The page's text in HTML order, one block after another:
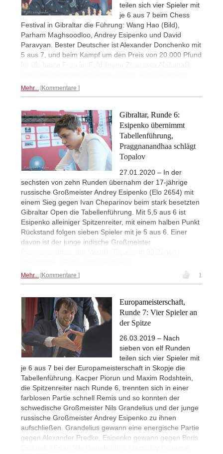
teilen sich vier Spieler mit
je 6 aus 7 beim Chess
Festival in Gibraltar die Führung: Wang Hao (Bild),
Parham Maghsoodloo, Andrey Esipenko und David
Paravyan. Bester Deutscher ist Alexander Donchenko mit
5 aus 7, und beim Kampf um den Preis von 20.000 Pfund
für die beste Frau im Feld liegen Zhansaya Abdumalik
Mehr... Kommentare
Gibraltar, Runde 6:
Esipenko übernimmt
Tabellenführung,
Praggnanandhaa schlägt
Topalov
27.01.2020 – In der
sechsten von zehn Runden übernahm der 17-jährige
russische Großmeister Andrey Esipenko (Elo 2654) mit
einem Sieg gegen Ivan Cheparinov beim stark besetzten
Gibraltar Open die Tabellenführung. Mit 5,5 aus 6 ist
Esipenko alleiniger Spitzenreiter, mit einem halben Punkt
Rückstand folgen sieben Spieler mit je 5 aus 6. Einer
davon ist der junge indische Großmeister
Mehr... Kommentare 1
Europameisterschaft,
Runde 7: Vier Spieler an
der Spitze
26.03.2019 – Nach
sieben von elf Runden
teilen sich vier Spieler mit
je 6 aus 7 bei der Europameisterschaft in Skopje die
Tabellenführung. Kacper Piorun und Maxim Rodshtein,
die Spitzenreiter nach Runde 6, trennten sich in einer
farblosen Partie schnell Remis und so konnten der
schwedische Großmeister Nils Grandelius und der junge
russische Großmeister Andrey Esipenko zu ihnen
aufschließen. Grandelius gewann eine energische Partie
gegen Alexander Predke, Esipenko gewann gegen Boris